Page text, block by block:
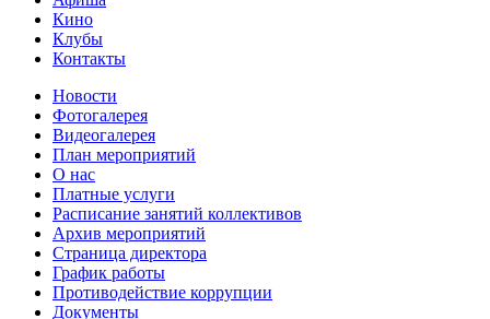
Кино
Клубы
Контакты
Новости
Фотогалерея
Видеогалерея
План мероприятий
О нас
Платные услуги
Расписание занятий коллективов
Архив мероприятий
Страница директора
График работы
Противодействие коррупции
Документы